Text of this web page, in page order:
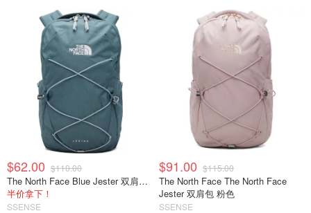
$62.00 $110.00
The North Face Blue Jester 双肩包 蓝色
半价拿下！
SSENSE
$91.00 $115.00
The North Face The North Face
Jester 双肩包 粉色
SSENSE